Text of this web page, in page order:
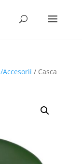
Accesorii / Casca